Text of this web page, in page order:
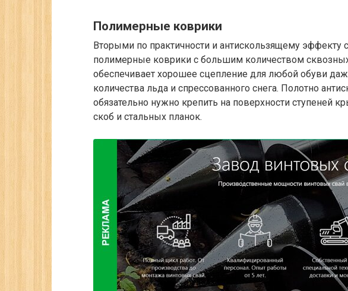
Полимерные коврики
Вторыми по практичности и антискользящему эффекту
полимерные коврики с большим количеством сквозных
обеспечивает хорошее сцепление для любой обуви
количества льда и спрессованного снега. Полотно
обязательно нужно крепить на поверхности
скоб и стальных планок.